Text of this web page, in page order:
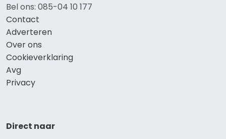
Bel ons: 085-04 10 177
Contact
Adverteren
Over ons
Cookieverklaring
Avg
Privacy
Direct naar